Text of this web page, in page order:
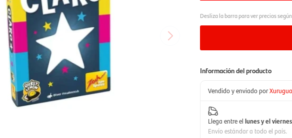
Información del producto
Vendido y enviado por
Llega entre el lunes y el viernes
Envío estándar a todo el país.